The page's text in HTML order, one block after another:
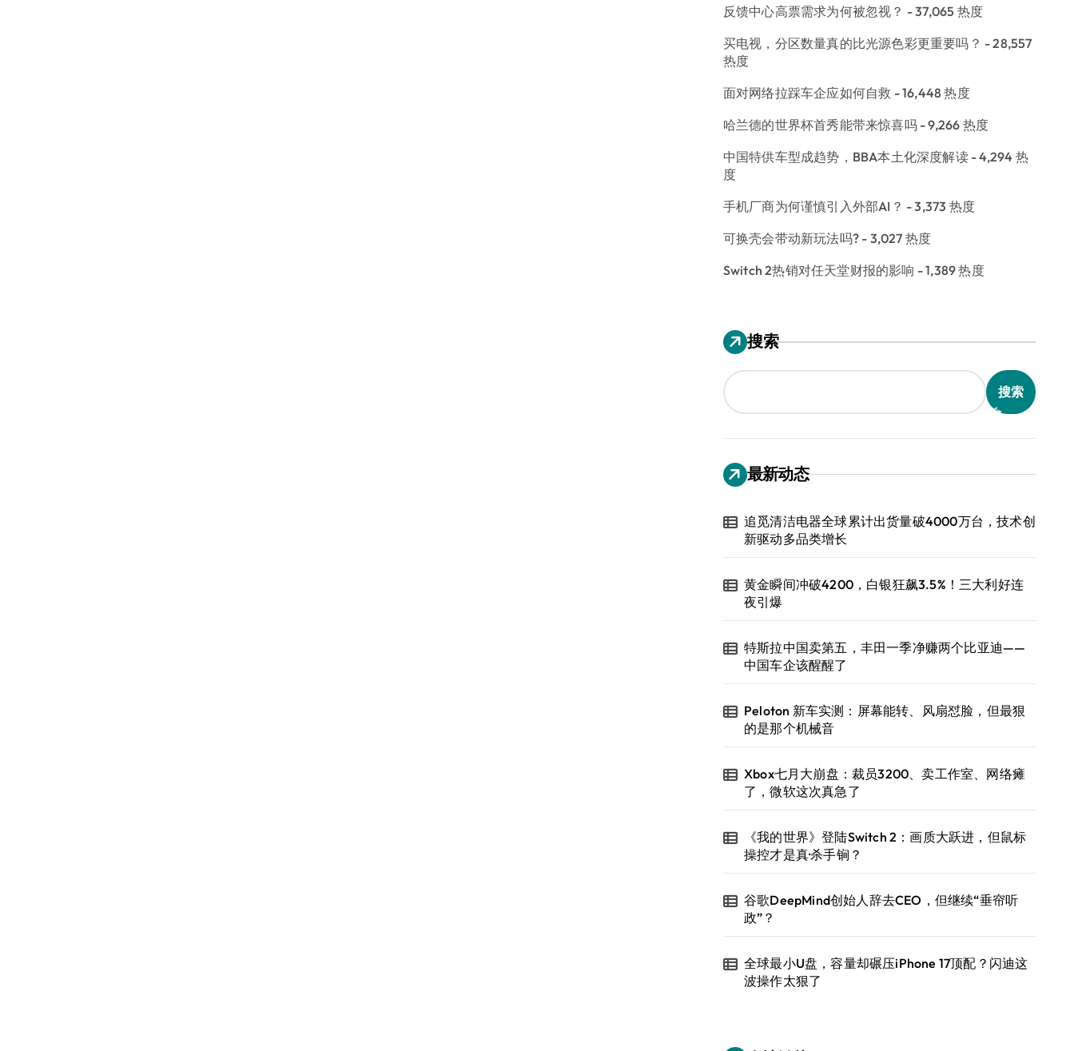
反馈中心高票需求为何被忽视？ - 37,065 热度
买电视，分区数量真的比光源色彩更重要吗？ - 28,557
热度
面对网络拉踩车企应如何自救 - 16,448 热度
哈兰德的世界杯首秀能带来惊喜吗- 9,266 热度
中国特供车型成趋势，BBA本土化深度解读- 4,294 热
度
手机厂商为何谨慎引入外部AI？ - 3,373 热度
可换壳会带动新玩法吗? - 3,027 热度
Switch 2热销对任天堂财报的影响 - 1,389 热度
搜索
搜索
最新动态
追觅清洁电器全球累计出货量破4000万台，技术创
新驱动多品类增长
黄金瞬间冲破4200，白银狂飙3.5%！三大利好连
夜引爆
特斯拉中国卖第五，丰田一季净赚两个比亚迪——
中国车企该醒醒了
Peloton 新车实测：屏幕能转、风扇怼脸，但最狠
的是那个机械音
Xbox七月大崩盘：裁员3200、卖工作室、网络瘫
了，微软这次真急了
《我的世界》登陆Switch 2：画质大跃进，但鼠标
操控才是真·杀手锏？
谷歌DeepMind创始人辞去CEO，但继续“垂帘听
政”？
全球最小U盘，容量却碾压iPhone 17顶配？闪迪这
波操作太狠了